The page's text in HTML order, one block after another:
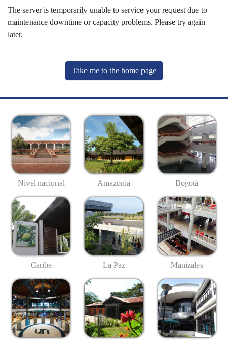
The server is temporarily unable to service your request due to
maintenance downtime or capacity problems. Please try again
later.
Take me to the home page
Nivel nacional Amazonía Bogotá
Caribe La Paz Manizales